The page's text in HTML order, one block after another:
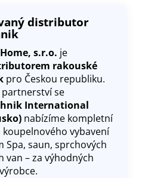
distributor
s.r.o. je
rakouské
pro Českou republiku.
se
International
nabízíme kompletní
vybavení
Spa, saun, sprchových
van – za výhodných